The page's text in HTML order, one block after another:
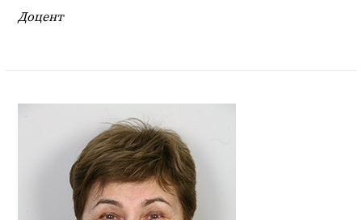
Доцент